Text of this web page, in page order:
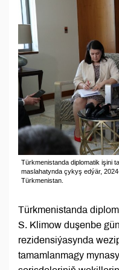
Türkmenistanda diplomatik işini
maslahatynda çykyş edýär,
Türkmenistan.
Türkmenistanda
S. Klimow duşenbe
rezidensiýasynda
tamamlanmagy